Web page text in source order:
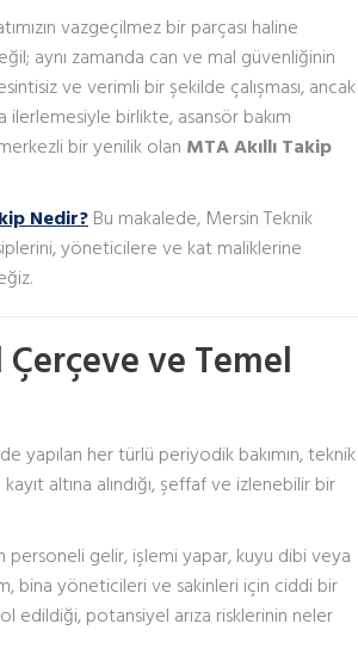
vazgeçilmez bir parçası haline
aynı zamanda can ve mal güvenliğinin
ve verimli bir şekilde çalışması, ancak
birlikte, asansör bakım
bir yenilik olan MTA Akıllı Takip
Nedir? Bu makalede, Mersin Teknik
yöneticilere ve kat maliklerine
ve Temel
yapılan her türlü periyodik bakımın, teknik
altına alındığı, şeffaf ve izlenebilir bir
personeli gelir, işlemi yapar, kuyu dibi veya
bina yöneticileri ve sakinleri için ciddi bir
edildiği, potansiyel arıza risklerinin neler